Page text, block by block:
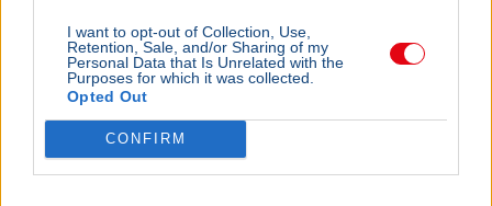
I want to opt-out of Collection, Use,
Retention, Sale, and/or Sharing of my
Personal Data that Is Unrelated with the
Purposes for which it was collected.
Opted Out
CONFIRM
Manche-csatornán, a francia és brit parti őrség 157
embert mentett ki a vízből.Bővebben...
Politika